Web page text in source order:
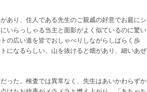
あり、住人である先生のご親戚の好意でお庭にシ
いらっしゃる当主と面影がよく似ているのに驚い
の広い道を皆でおしゃべりしながらしばらく歩
になるらしい。山を抜けると畑があり、細いあぜ
った。検査では異常なく、先生はあいかわらずか